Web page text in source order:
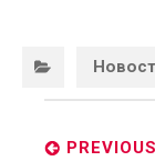
navigation
PREVIOUS